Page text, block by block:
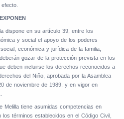
EXPONEN
dispone en su artículo 39, entre los
y social el apoyo de los poderes
económica y jurídica de la familia,
gozar de la protección prevista en los
deben incluirse los derechos reconocidos a
del Niño, aprobada por la Asamblea
de noviembre de 1989, y en vigor en
Melilla tiene asumidas competencias en
términos establecidos en el Código Civil,